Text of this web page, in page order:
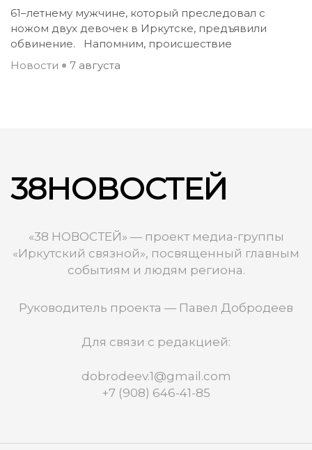
61–летнему мужчине, который преследовал с
ножом двух девочек в Иркутске, предъявили
обвинение. Напомним, происшествие
Новости
7 августа
38НОВОСТЕЙ
«38 НОВОСТЕЙ» — проект медиа-группы
«Иркутский связной», посвященный главным
событиям и людям региона.
Руководитель проекта — Павел Добродеев
Для связи с редакцией:
dobrodeev.1@gmail.com
+7 (908) 646-41-85